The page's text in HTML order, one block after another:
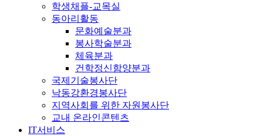
학생채플-교목실
동아리활동
문화예술분과
봉사학술분과
체육분과
건학정신함양분과
국제기술봉사단
낙동강환경봉사단
지역사회를 위한 자원봉사단
교내 온라인콘텐츠
IT서비스